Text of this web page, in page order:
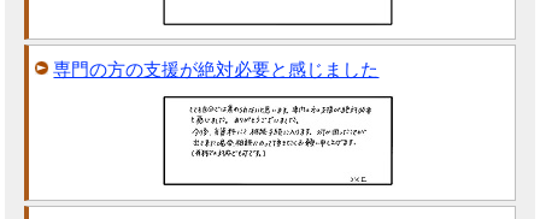
専門の方の支援が絶対必要と感じました